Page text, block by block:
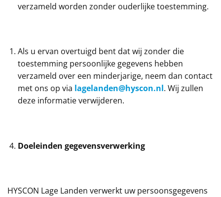
verzameld worden zonder ouderlijke toestemming.
Als u ervan overtuigd bent dat wij zonder die
toestemming persoonlijke gegevens hebben
verzameld over een minderjarige, neem dan contact
met ons op via lagelanden@hyscon.nl. Wij zullen
deze informatie verwijderen.
Doeleinden gegevensverwerking
HYSCON Lage Landen verwerkt uw persoonsgegevens